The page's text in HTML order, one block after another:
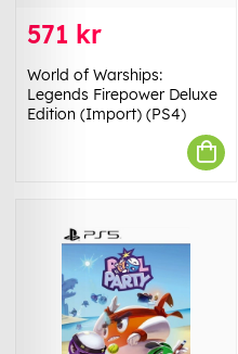
571 kr
World of Warships:
Legends Firepower Deluxe
Edition (Import) (PS4)